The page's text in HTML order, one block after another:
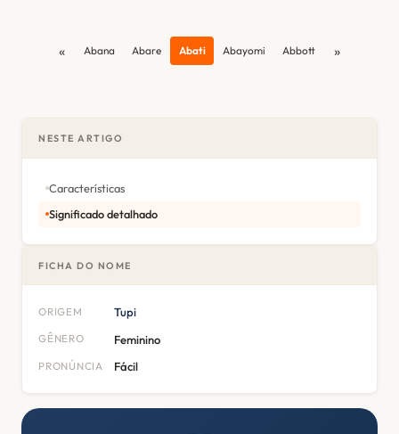
« Abana Abare Abati Abayomi Abbott »
NESTE ARTIGO
Características
Significado detalhado
FICHA DO NOME
ORIGEM Tupi
GÊNERO Feminino
PRONÚNCIA Fácil